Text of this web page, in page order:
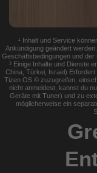
¹ Inhalt und Service
Ankündigung geändert
Geschäftsbedingungen und
³ Einige Inhalte und Dienste
China, Türkei, Israel)
Tizen OS © zuzugreifen,
nicht anmeldest, kannst du
Geräte mit Tuner) und zu
möglicherweise ein